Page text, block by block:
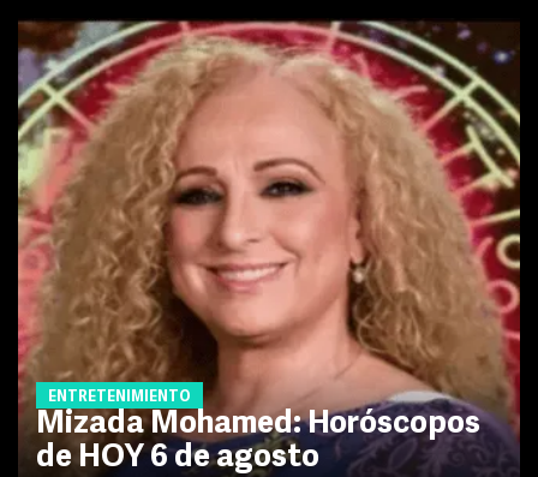
ENTRETENIMIENTO
Mizada Mohamed: Horóscopos
de HOY 6 de agosto